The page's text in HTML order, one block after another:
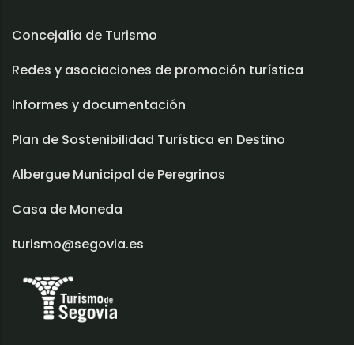
Concejalía de Turismo
Redes y asociaciones de promoción turística
Informes y documentación
Plan de Sostenibilidad Turística en Destino
Albergue Municipal de Peregrinos
Casa de Moneda
turismo@segovia.es